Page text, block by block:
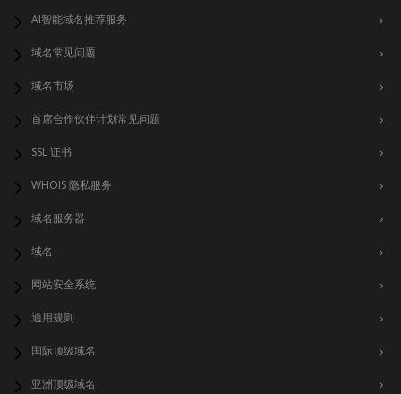
AI智能域名推荐服务
域名常见问题
域名市场
首席合作伙伴计划常见问题
SSL 证书
WHOIS 隐私服务
域名服务器
域名
网站安全系统
通用规则
国际顶级域名
亚洲顶级域名